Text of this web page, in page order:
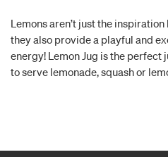
Lemons aren’t just the
they also provide a playful and
energy! Lemon Jug is the perfect
to serve lemonade, squash or